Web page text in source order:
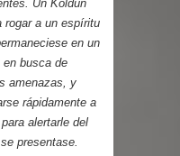
Un Koldun
rogar a un espíritu
en un
en busca de
amenazas, y
rápidamente a
alertarle del
presentase.